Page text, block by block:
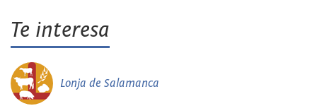
Te interesa
Lonja de Salamanca